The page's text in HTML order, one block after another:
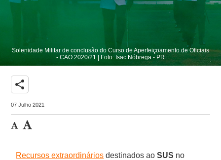
Solenidade Militar de conclusão do Curso de Aperfeiçoamento de Oficiais
- CAO 2020/21 | Foto: Isac Nóbrega - PR
share
07 Julho 2021
Recursos extraordinários destinados aoSUS no